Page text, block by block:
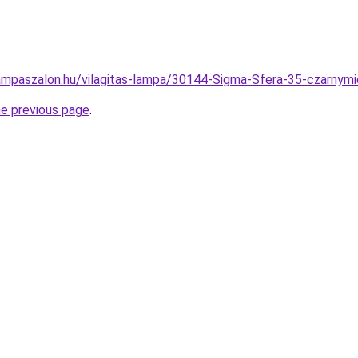
vilagitas-lampa/30144-Sigma-Sfera-35-
previous page.